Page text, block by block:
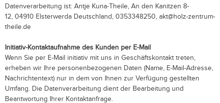
Datenverarbeitung ist: Antje Kuna-Theile, An den Kanitzen 8-
12, 04910 Elsterwerda Deutschland, 0353348250, akt@holz-zentrum-
theile.de
Initiativ-Kontaktaufnahme des Kunden per E-Mail
Wenn Sie per E-Mail initiativ mit uns in Geschäftskontakt treten,
erheben wir Ihre personenbezogenen Daten (Name, E-Mail-Adresse,
Nachrichtentext) nur in dem von Ihnen zur Verfügung gestellten
Umfang. Die Datenverarbeitung dient der Bearbeitung und
Beantwortung Ihrer Kontaktanfrage.